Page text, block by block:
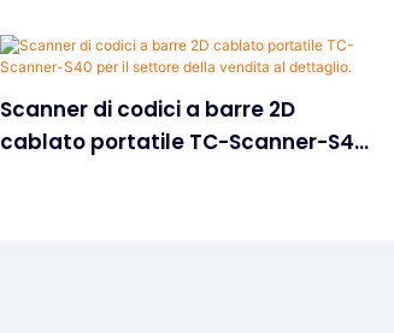
Scanner di codici a barre 2D
cablato portatile TC-Scanner-S40